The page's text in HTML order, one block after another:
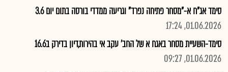
סימד אג"ח א-"מסחר פתיחה נפרד" וגריעה ממדדי בורסה בתום יום 3.6
01.06.2026, 17:24
סימד-השעיית מסחר באגח א של החב' עקב אי בהירות,דיון בדירק ב16.6
01.06.2026, 09:27